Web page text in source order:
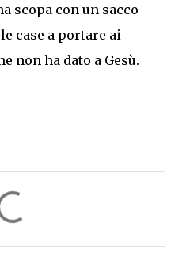
scopa con un sacco
case a portare ai
non ha dato a Gesù.